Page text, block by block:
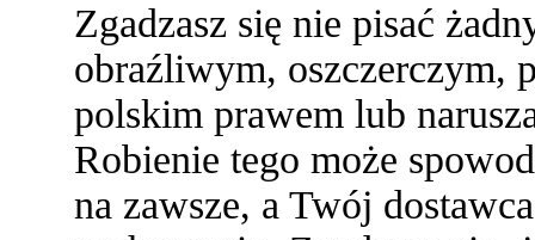
Zgadzasz się nie pisać
obraźliwym, oszczerczym,
polskim prawem lub
Robienie tego może
na zawsze, a Twój